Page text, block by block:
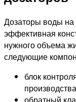
Дозаторы воды на
эффективная
нужного объема
следующие
блок
обратный